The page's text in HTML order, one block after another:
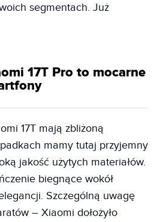
segmentach. Już
17T Pro to mocarne
17T mają zbliżoną
mamy tutaj przyjemny
jakość użytych materiałów.
biegnące wokół
Szczególną uwagę
– Xiaomi dołożyło